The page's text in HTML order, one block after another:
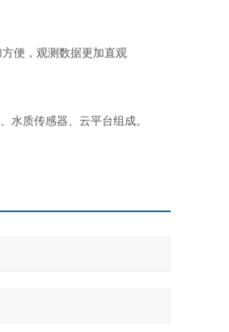
便，观测数据更加直观
质传感器、云平台组成。